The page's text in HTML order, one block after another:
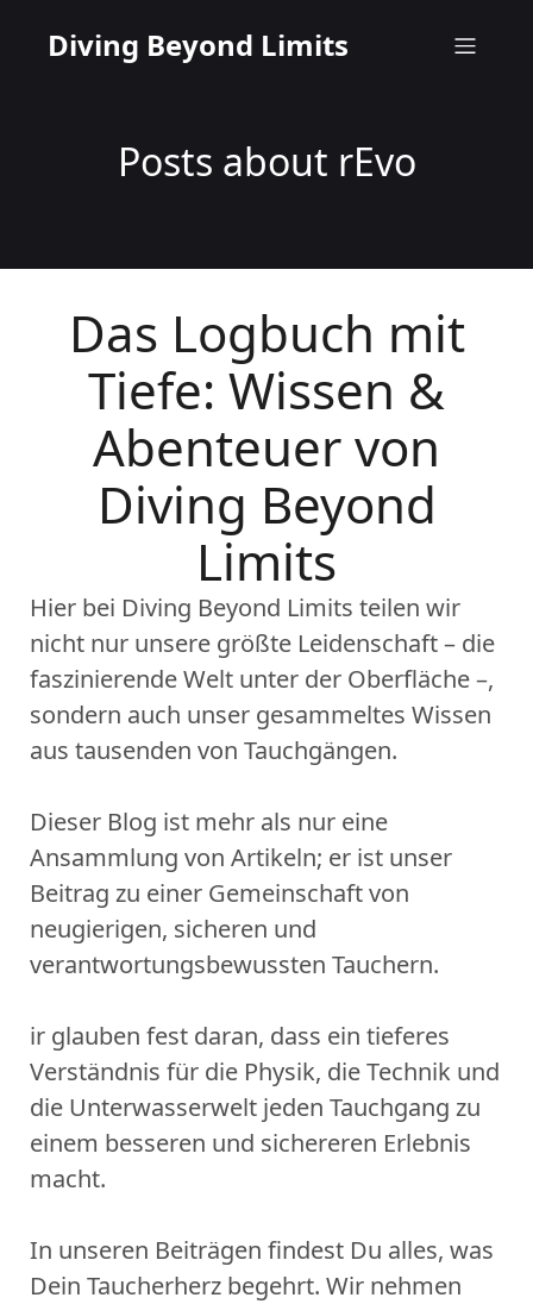
Diving Beyond Limits
Posts about rEvo
Das Logbuch mit
Tiefe: Wissen &
Abenteuer von
Diving Beyond
Limits
Hier bei Diving Beyond Limits teilen wir
nicht nur unsere größte Leidenschaft – die
faszinierende Welt unter der Oberfläche –,
sondern auch unser gesammeltes Wissen
aus tausenden von Tauchgängen.
Dieser Blog ist mehr als nur eine
Ansammlung von Artikeln; er ist unser
Beitrag zu einer Gemeinschaft von
neugierigen, sicheren und
verantwortungsbewussten Tauchern.
ir glauben fest daran, dass ein tieferes
Verständnis für die Physik, die Technik und
die Unterwasserwelt jeden Tauchgang zu
einem besseren und sichereren Erlebnis
macht.
In unseren Beiträgen findest Du alles, was
Dein Taucherherz begehrt. Wir nehmen